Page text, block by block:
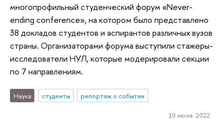
многопрофильный студенческий форум «Never-
ending conference», на котором было представлено
38 докладов студентов и аспирантов различных вузов
страны. Организаторами форума выступили стажеры-
исследователи НУЛ, которые модерировали секции
по 7 направлениям.
Наука студенты репортаж о событии
19 июля 2022